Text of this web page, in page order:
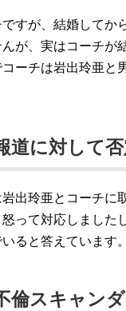
すが、結婚してか
が、実はコーチが
ーチは岩出玲亜と
道に対して
出玲亜とコーチに
って対応しました
ると答えています。
倫スキャン